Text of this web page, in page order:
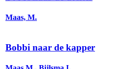
Maas, M.
Bobbi naar de kapper